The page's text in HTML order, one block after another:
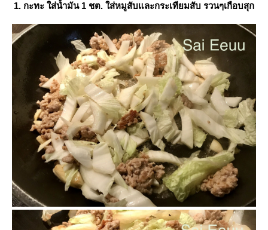
1. กะทะ ใส่น้ำมัน 1 ชต. ใส่หมูสับและกระเทียมสับ รวนๆเกือบสุก